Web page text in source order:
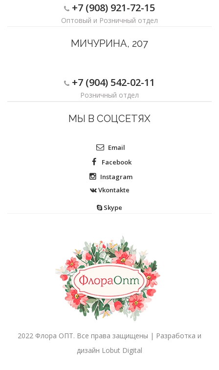
+7 (908) 921-72-15
Оптовый и Розничный отдел
МИЧУРИНА, 207
+7 (904) 542-02-11
Розничный отдел
МЫ В СОЦСЕТЯХ
Email
Facebook
Instagram
Vkontakte
Skype
2022 Флора ОПТ. Все права защищены | Разработка и
дизайн Lobut Digital